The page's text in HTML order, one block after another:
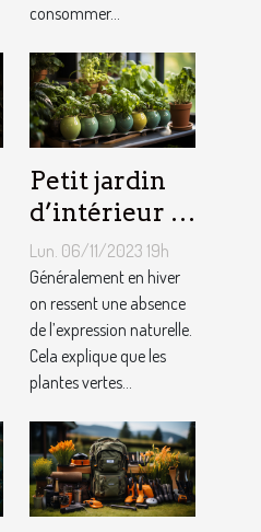
consommer...
Petit jardin
d’intérieur :
comment en
créer chez
soi ?
Lun. 06/11/2023 19h
Généralement en hiver
on ressent une absence
de l’expression naturelle.
Cela explique que les
plantes vertes...